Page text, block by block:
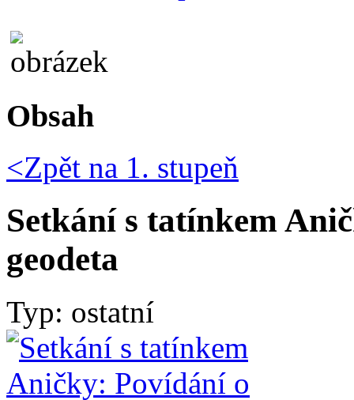
Obsah
<Zpět na 1. stupeň
Setkání s tatínkem
geodeta
Typ: ostatní